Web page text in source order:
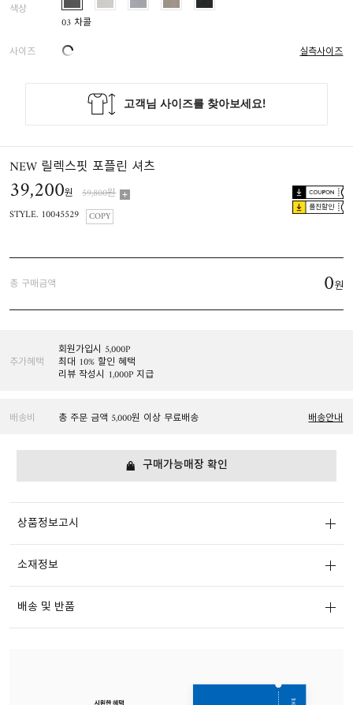
색상
03 차콜
사이즈
실측사이즈
NEW 릴렉스핏 포플린 셔츠
39,200원 59,800원
플친할인
STYLE. 10045529 COPY
총 구매금액 0원
추가혜택
회원가입시 5,000P
최대 10% 할인 혜택
리뷰 작성시 1,000P 지급
배송비 총 주문 금액 5,000원 이상 무료배송 배송안내
구매가능매장 확인
상품정보고시
소재정보
배송 및 반품